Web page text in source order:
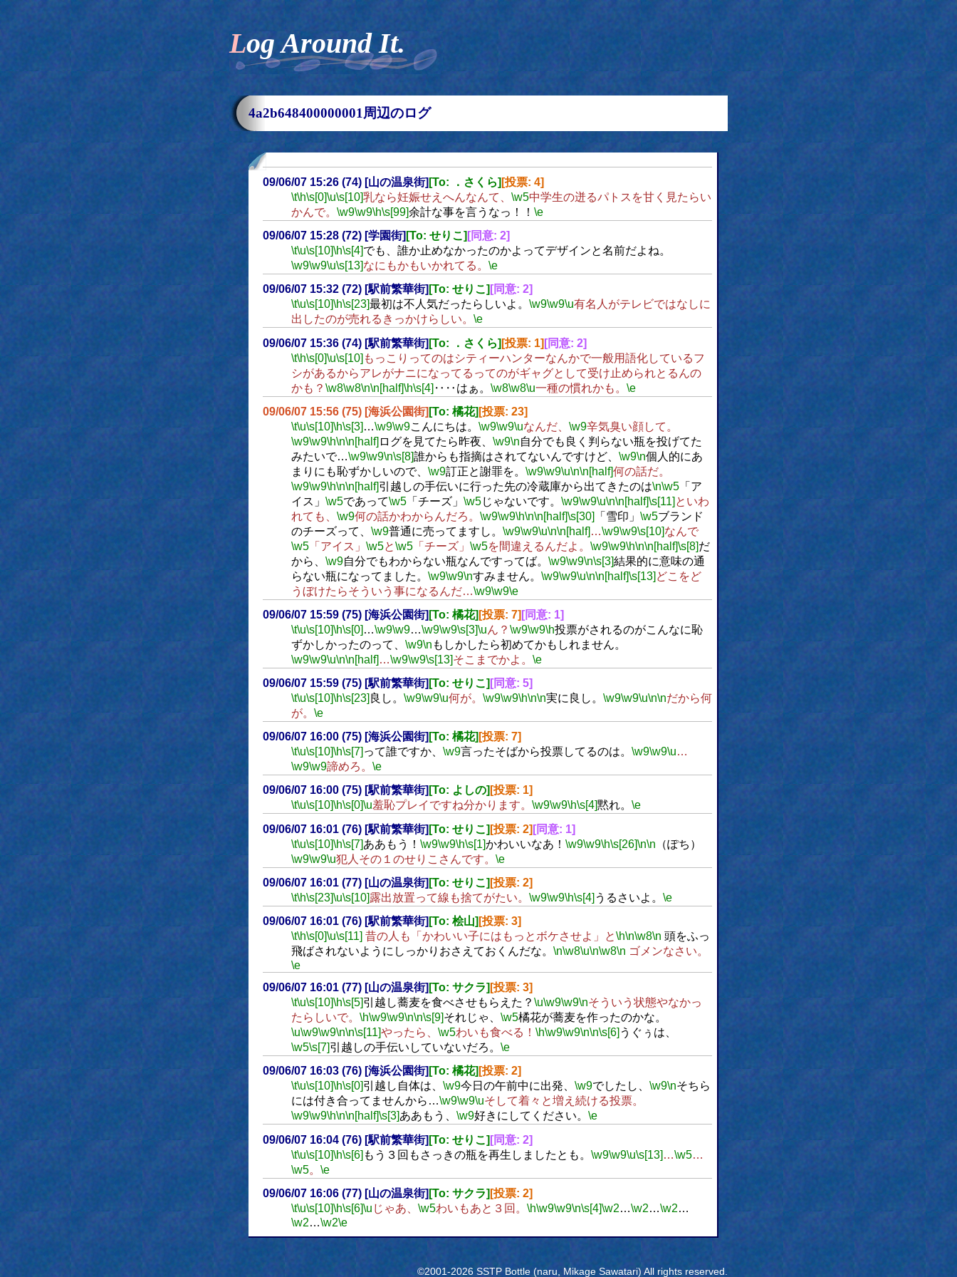
Log Around It.
4a2b648400000001周辺のログ
09/06/07 15:26 (74) [山の温泉街] [To: ．さくら] [投票: 4]
\t\h\s[0]\u\s[10]乳なら妊娠せえへんなんて、 \w5中学生の迸るパトスを甘く見たらい
かんで。 \w9\w9\h\s[99]余計な事を言うなっ！！ \e
09/06/07 15:28 (72) [学園街] [To: せりこ] [同意: 2]
\t\u\s[10]\h\s[4]でも、誰か止めなかったのかよってデザインと名前だよね。
\w9\w9\u\s[13]なにもかもいかれてる。 \e
09/06/07 15:32 (72) [駅前繁華街] [To: せりこ] [同意: 2]
\t\u\s[10]\h\s[23]最初は不人気だったらしいよ。 \w9\w9\u有名人がテレビではなしに
出したのが売れるきっかけらしい。 \e
09/06/07 15:36 (74) [駅前繁華街] [To: ．さくら] [投票: 1] [同意: 2]
\t\h\s[0]\u\s[10] もっこりってのはシティーハンターなんかで一般用語化しているフ
シがあるからアレがナニになってるってのがギャグとして受け止められとるんの
かも？ \w8\w8\n\n[half]\h\s[4] ‥‥はぁ。 \w8\w8\u一種の慣れかも。 \e
09/06/07 15:56 (75) [海浜公園街] [To: 橘花] [投票: 23]
\t\u\s[10]\h\s[3] …\w9\w9こんにちは。 \w9\w9\uなんだ、 \w9辛気臭い顔して。
\w9\w9\h\n\n[half] ログを見てたら昨夜、 \w9\n自分でも良く判らない瓶を投げてた
みたいで…\w9\w9\n\s[8]誰からも指摘はされてないんですけど、 \w9\n個人的にあ
まりにも恥ずかしいので、 \w9訂正と謝罪を。 \w9\w9\u\n\n[half]何の話だ。
\w9\w9\h\n\n[half]引越しの手伝いに行った先の冷蔵庫から出てきたのは\n\w5「ア
イス」 \w5であって\w5「チーズ」 \w5じゃないです。 \w9\w9\u\n\n[half]\s[11] といわ
れても、 \w9何の話かわからんだろ。 \w9\w9\h\n\n[half]\s[30] 「雪印」 \w5ブランド
のチーズって、 \w9普通に売ってますし。 \w9\w9\u\n\n[half] …\w9\w9\s[10]なんで
\w5「アイス」 \w5と\w5「チーズ」 \w5を間違えるんだよ。 \w9\w9\h\n\n[half]\s[8]だ
から、 \w9自分でもわからない瓶なんですってば。 \w9\w9\n\s[3]結果的に意味の通
らない瓶になってました。 \w9\w9\nすみません。 \w9\w9\u\n\n[half]\s[13] どこをど
うぼけたらそういう事になるんだ…\w9\w9\e
09/06/07 15:59 (75) [海浜公園街] [To: 橘花] [投票: 7] [同意: 1]
\t\u\s[10]\h\s[0] …\w9\w9…\w9\w9\s[3]\uん？ \w9\w9\h投票がされるのがこんなに恥
ずかしかったのって、 \w9\n もしかしたら初めてかもしれません。
\w9\w9\u\n\n[half] …\w9\w9\s[13]そこまでかよ。 \e
09/06/07 15:59 (75) [駅前繁華街] [To: せりこ] [同意: 5]
\t\u\s[10]\h\s[23] 良し。 \w9\w9\u何が。 \w9\w9\h\n\n実に良し。 \w9\w9\u\n\nだから何
が。 \e
09/06/07 16:00 (75) [海浜公園街] [To: 橘花] [投票: 7]
\t\u\s[10]\h\s[7] って誰ですか、 \w9言ったそばから投票してるのは。 \w9\w9\u…
\w9\w9諦めろ。 \e
09/06/07 16:00 (75) [駅前繁華街] [To: よしの] [投票: 1]
\t\u\s[10] \h\s[0] \u羞恥プレイですね分かります。 \w9\w9\h\s[4] 黙れ。 \e
09/06/07 16:01 (76) [駅前繁華街] [To: せりこ] [投票: 2] [同意: 1]
\t\u\s[10]\h\s[7]ああもう！ \w9\w9\h\s[1]かわいいなあ！ \w9\w9\h\s[26]\n\n （ぽち）
\w9\w9\u犯人その１のせりこさんです。 \e
09/06/07 16:01 (77) [山の温泉街] [To: せりこ] [投票: 2]
\t\h\s[23]\u\s[10]露出放置って線も捨てがたい。 \w9\w9\h\s[4] うるさいよ。 \e
09/06/07 16:01 (76) [駅前繁華街] [To: 桧山] [投票: 3]
\t\h\s[0]\u\s[11] 昔の人も「かわいい子にはもっとボケさせよ」と\h\n\w8\n 頭をふっ
飛ばされないようにしっかりおさえておくんだな。 \n\w8\u\n\w8\n ゴメンなさい。
\e
09/06/07 16:01 (77) [山の温泉街] [To: サクラ] [投票: 3]
\t\u\s[10]\h\s[5]引越し蕎麦を食べさせもらえた？ \u\w9\w9\nそういう状態やなかっ
たらしいで。 \h\w9\w9\n\n\s[9]それじゃ、 \w5橘花が蕎麦を作ったのかな。
\u\w9\w9\n\n\s[11]やったら、 \w5わいも食べる！ \h\w9\w9\n\n\s[6] うぐぅは、
\w5\s[7]引越しの手伝いしていないだろ。 \e
09/06/07 16:03 (76) [海浜公園街] [To: 橘花] [投票: 2]
\t\u\s[10]\h\s[0]引越し自体は、 \w9今日の午前中に出発、 \w9でしたし、 \w9\nそちら
には付き合ってませんから…\w9\w9\uそして着々と増え続ける投票。
\w9\w9\h\n\n[half]\s[3]ああもう、 \w9好きにしてください。 \e
09/06/07 16:04 (76) [駅前繁華街] [To: せりこ] [同意: 2]
\t\u\s[10]\h\s[6] もう３回もさっきの瓶を再生しましたとも。 \w9\w9\u\s[13] …\w5…
\w5。 \e
09/06/07 16:06 (77) [山の温泉街] [To: サクラ] [投票: 2]
\t\u\s[10]\h\s[6]\u じゃあ、 \w5わいもあと３回。 \h\w9\w9\n\s[4]\w2…\w2…\w2…
\w2…\w2\e
©2001-2026 SSTP Bottle (naru, Mikage Sawatari) All rights reserved.